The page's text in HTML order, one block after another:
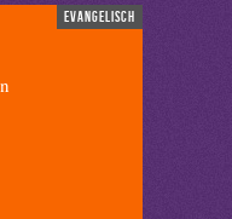
evangelisch